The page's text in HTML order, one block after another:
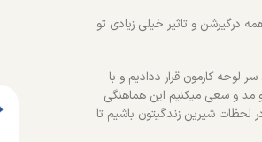
درگیرشن و تاثیر خیلی زیادی تو
لوحه کارمون قرار ددادیم و با
مد و سعی میکنیم این هماهنگی
لحظات شیرین زندگیتون باشیم تا